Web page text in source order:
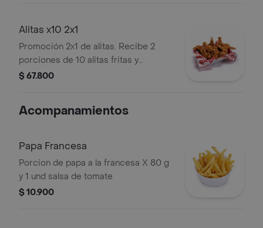
Alitas x10 2x1
Promoción 2x1 de alitas. Recibe 2
porciones de 10 alitas fritas y
salseadas.
$ 67.800
Acompanamientos
Papa Francesa
Porcion de papa a la francesa X 80 g
y 1 und salsa de tomate
$ 10.900